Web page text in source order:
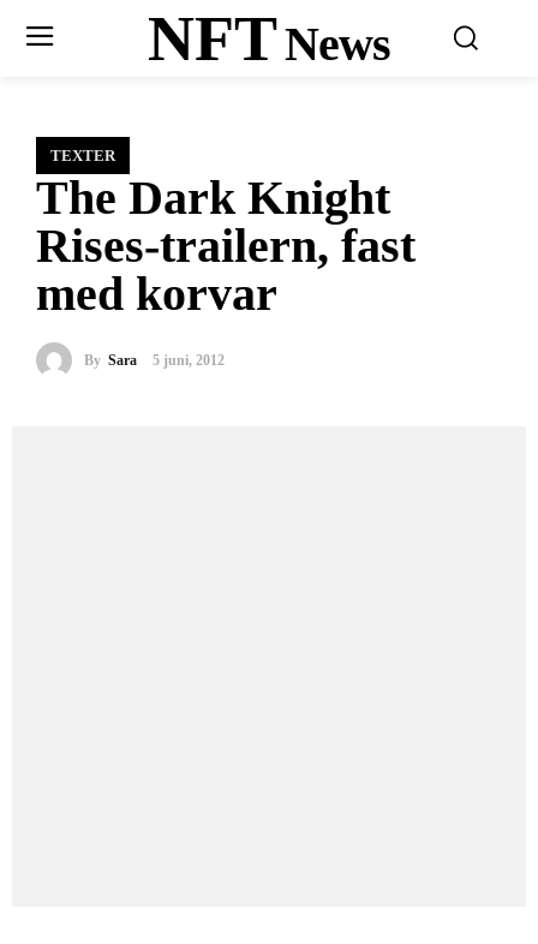
NFTNews
TEXTER
The Dark Knight
Rises-trailern, fast
med korvar
By Sara 5 juni, 2012